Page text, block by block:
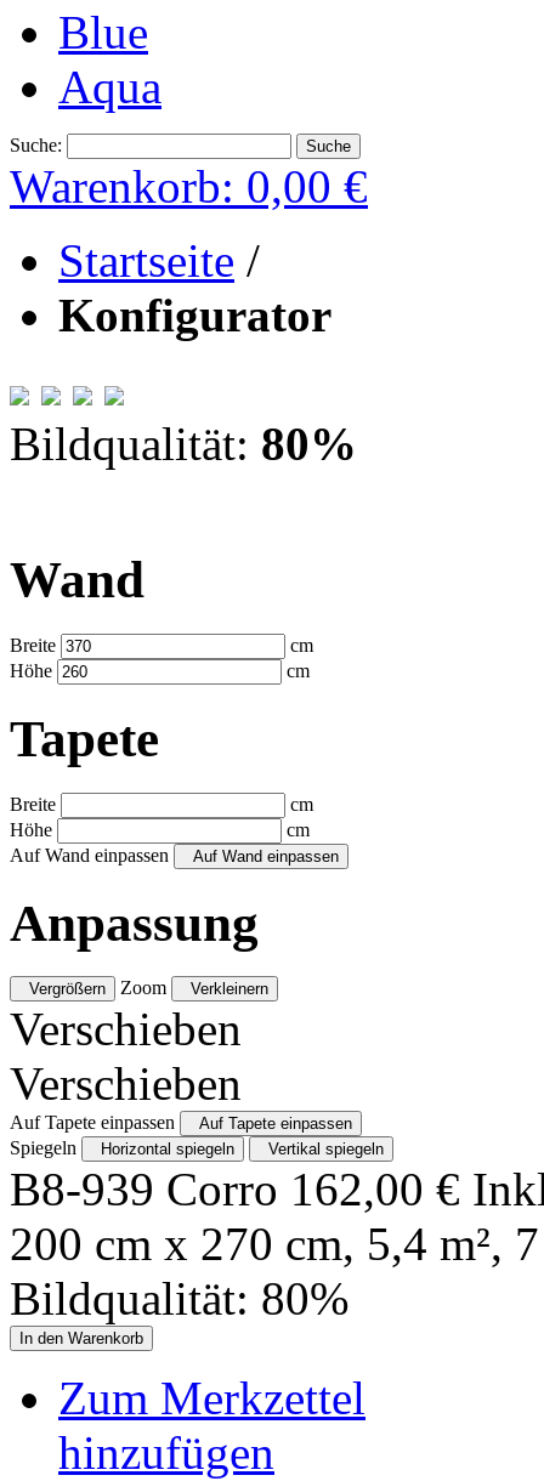
Blue
Aqua
Suche: Suche
Warenkorb: 0,00 €
Startseite /
Konfigurator
Bildqualität: 80%
Wand
Breite
cm
Höhe
cm
Tapete
Breite
cm
Höhe
cm
Auf Wand einpassen
Auf Wand einpassen
Anpassung
Vergrößern Zoom Verkleinern
Verschieben
Verschieben
Auf Tapete einpassen Auf Tapete einpassen
Spiegeln Horizontal spiegeln Vertikal spiegeln
B8-939 Corro 162,00 €
200 cm x 270 cm, 5,4 m², 7
Bildqualität: 80%
In den Warenkorb
Zum Merkzettel
hinzufügen